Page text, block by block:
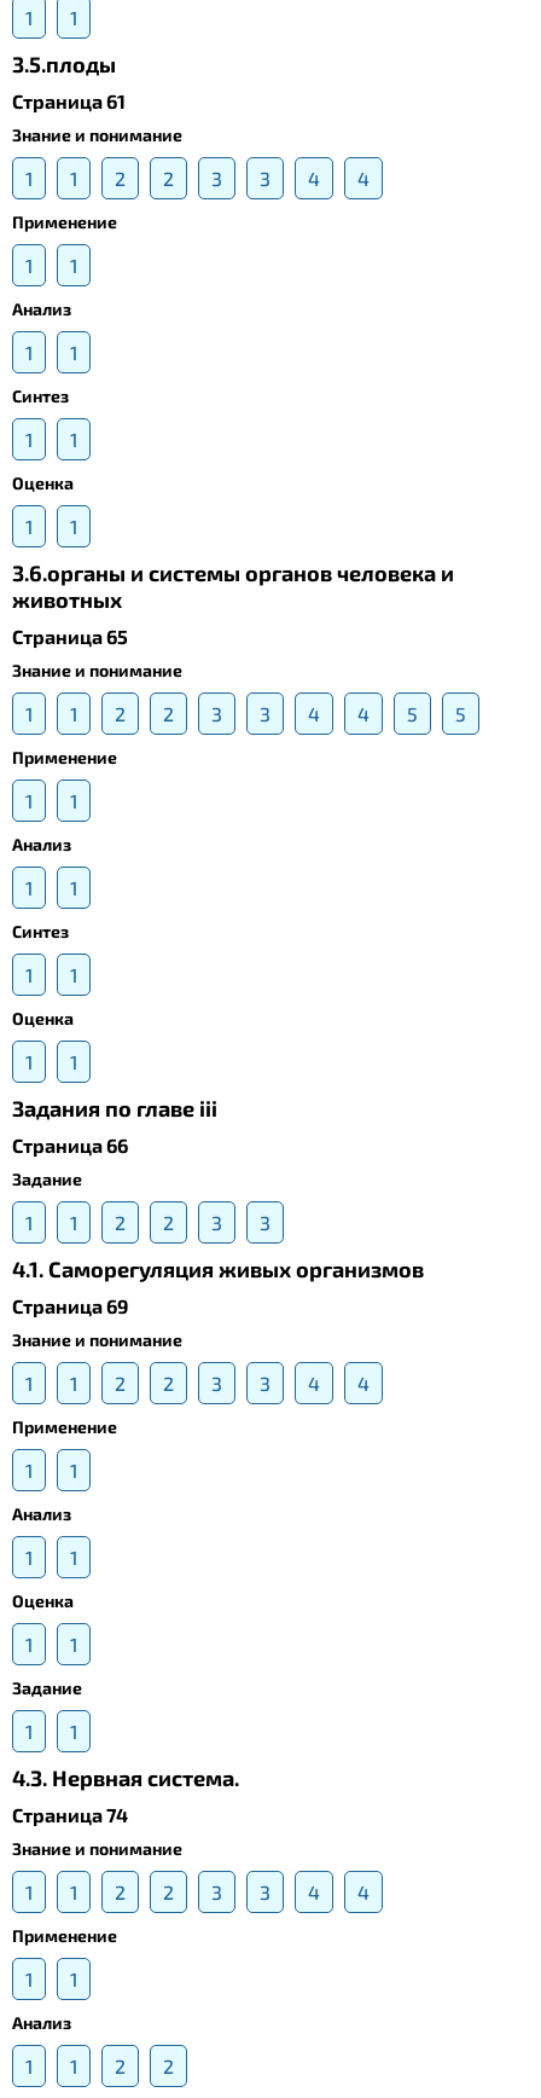
1 1
3.5.плоды
Страница 61
Знание и понимание
1 1 2 2 3 3 4 4
Применение
1 1
Анализ
1 1
Синтез
1 1
Оценка
1 1
3.6.органы и системы органов человека и
животных
Страница 65
Знание и понимание
1 1 2 2 3 3 4 4 5 5
Применение
1 1
Анализ
1 1
Синтез
1 1
Оценка
1 1
Задания по главе iii
Страница 66
Задание
1 1 2 2 3 3
4.1. Саморегуляция живых организмов
Страница 69
Знание и понимание
1 1 2 2 3 3 4 4
Применение
1 1
Анализ
1 1
Оценка
1 1
Задание
1 1
4.3. Нервная система.
Страница 74
Знание и понимание
1 1 2 2 3 3 4 4
Применение
1 1
Анализ
1 1 2 2